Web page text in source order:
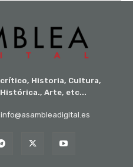
Historia, Cultura,
Arte, etc...